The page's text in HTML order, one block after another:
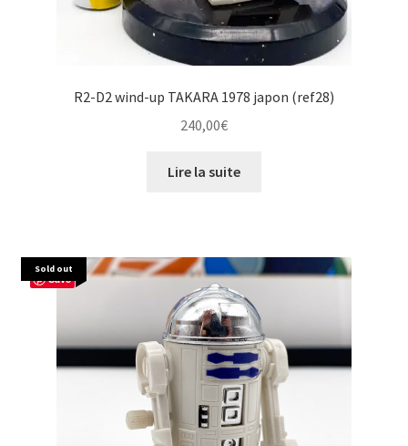
R2-D2 wind-up TAKARA 1978 japon (ref28)
240,00€
Lire la suite
Sold out
Save